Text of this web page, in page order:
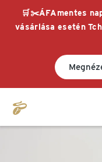
🛒✂️ÁFAmentes
vásárlása esetén